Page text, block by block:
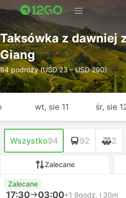
Taksówka z dawniej
Giang
94 podróży (USD 23 – USD 290)
wt, sie 11 śr, sie
Wszystko94 92 2
Zalecane
Zalecane
17:30 03:00+1 9godz. i 30m